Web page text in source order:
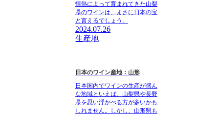
情熱によって育まれてきた山梨
県のワインは、まさに日本の宝
と言えるでしょう。
2024.07.26
生産地
日本のワイン産地：山形
日本国内でワインの生産が盛ん
な地域といえば、山梨県や長野
県を思い浮かべる方が多いかも
しれません。しかし、山形県も